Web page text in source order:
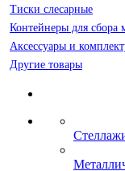
Тиски слесарные
Контейнеры для сбора
Аксессуары и
Другие товары